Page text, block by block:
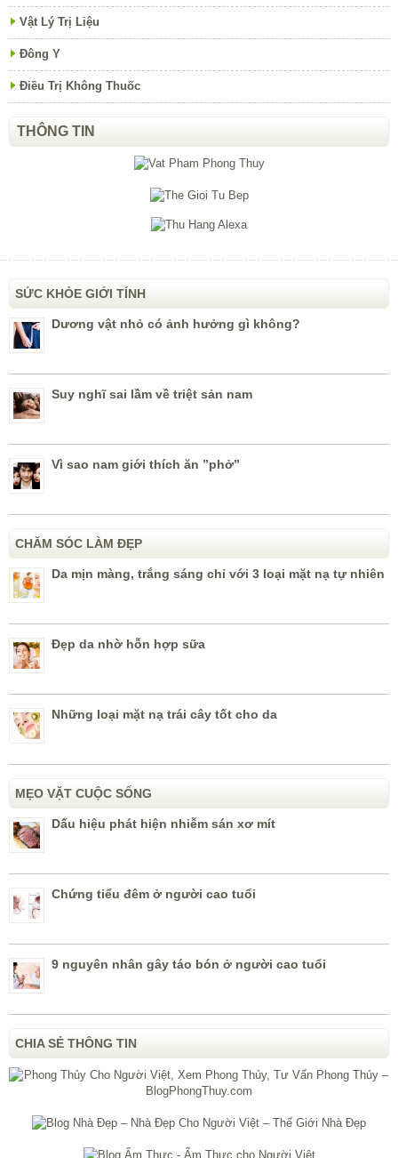
Vật Lý Trị Liệu
Đông Y
Điều Trị Không Thuốc
THÔNG TIN
SỨC KHỎE GIỚI TÍNH
Dương vật nhỏ có ảnh hưởng gì không?
Suy nghĩ sai lầm về triệt sản nam
Vì sao nam giới thích ăn ”phở”
CHĂM SÓC LÀM ĐẸP
Da mịn màng, trắng sáng chỉ với 3 loại mặt nạ tự nhiên
Đẹp da nhờ hỗn hợp sữa
Những loại mặt nạ trái cây tốt cho da
MẸO VẶT CUỘC SỐNG
Dấu hiệu phát hiện nhiễm sán xơ mít
Chứng tiểu đêm ở người cao tuổi
9 nguyên nhân gây táo bón ở người cao tuổi
CHIA SẺ THÔNG TIN